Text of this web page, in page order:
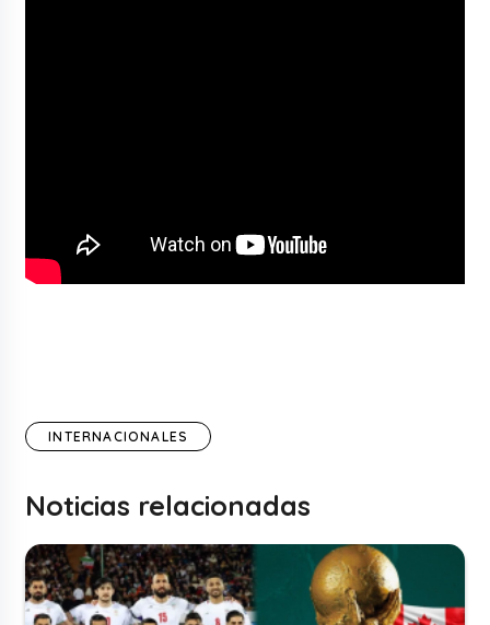
INTERNACIONALES
Noticias relacionadas